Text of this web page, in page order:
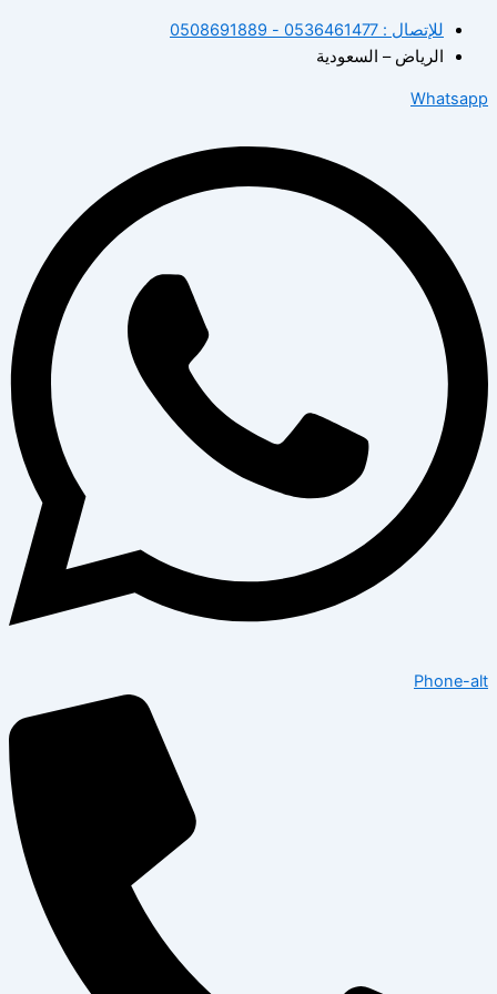
للإتصال : 0536461477 - 0508691889
الرياض – السعودية
Whatsapp
Phone-alt